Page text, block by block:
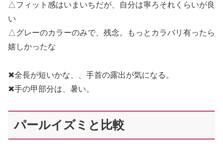
△フィット感はいまいちだが、自分は寧ろそれくらいが良
い
△グレーのカラーのみで、残念。もっとカラバリ有ったら
嬉しかったな
✖全長が短いかな、、手首の露出が気になる。
✖手の甲部分は、暑い。
パールイズミと比較